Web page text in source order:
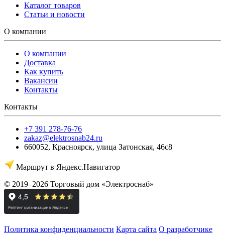
Каталог товаров
Статьи и новости
О компании
О компании
Доставка
Как купить
Вакансии
Контакты
Контакты
+7 391 278-76-76
zakaz@elektrosnab24.ru
660052, Красноярск, улица Затонская, 46с8
Маршрут в Яндекс.Навигатор
© 2019–2026 Торговый дом «Электроснаб»
Политика конфиденциальности Карта сайта О разработчике